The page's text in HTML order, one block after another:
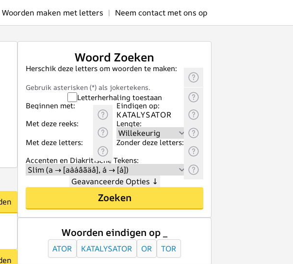
Woorden maken met letters | Neem contact met ons op
Woord Zoeken
Herschik deze letters om woorden te maken:
Gebruik asterisken (*) als jokertekens.
Letterherhaling toestaan
Beginnen met:
Eindigen op:
Met deze reeks:
Lengte:
Met deze letters:
Zonder deze letters:
Accenten en Diakritische Tekens:
Geavanceerde Opties ↓
Zoeken
Woorden eindigen op _
ATOR KATALYSATOR OR TOR